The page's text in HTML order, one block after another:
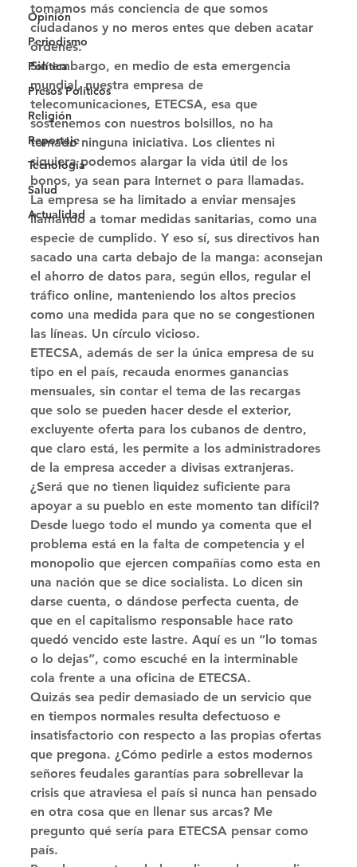
Opinión
Periodismo
Política
Presos Políticos
Religión
Reportaje
Tecnología
Salud
Actualidad
tomamos más conciencia de que somos
ciudadanos y no meros entes que deben acatar
órdenes.
Sin embargo, en medio de esta emergencia
mundial, nuestra empresa de
telecomunicaciones, ETECSA, esa que
sostenemos con nuestros bolsillos, no ha
tomado ninguna iniciativa. Los clientes ni
siquiera podemos alargar la vida útil de los
bonos, ya sean para Internet o para llamadas.
La empresa se ha limitado a enviar mensajes
llamando a tomar medidas sanitarias, como una
especie de cumplido. Y eso sí, sus directivos han
sacado una carta debajo de la manga: aconsejan
el ahorro de datos para, según ellos, regular el
tráfico online, manteniendo los altos precios
como una medida para que no se congestionen
las líneas. Un círculo vicioso.
ETECSA, además de ser la única empresa de su
tipo en el país, recauda enormes ganancias
mensuales, sin contar el tema de las recargas
que solo se pueden hacer desde el exterior,
excluyente oferta para los cubanos de dentro,
que claro está, les permite a los administradores
de la empresa acceder a divisas extranjeras.
¿Será que no tienen liquidez suficiente para
apoyar a su pueblo en este momento tan difícil?
Desde luego todo el mundo ya comenta que el
problema está en la falta de competencia y el
monopolio que ejercen compañías como esta en
una nación que se dice socialista. Lo dicen sin
darse cuenta, o dándose perfecta cuenta, de
que en el capitalismo responsable hace rato
quedó vencido este lastre. Aquí es un “lo tomas
o lo dejas”, como escuché en la interminable
cola frente a una oficina de ETECSA.
Quizás sea pedir demasiado de un servicio que
en tiempos normales resulta defectuoso e
insatisfactorio con respecto a las propias ofertas
que pregona. ¿Cómo pedirle a estos modernos
señores feudales garantías para sobrellevar la
crisis que atraviesa el país si nunca han pensado
en otra cosa que en llenar sus arcas? Me
pregunto qué sería para ETECSA pensar como
país.